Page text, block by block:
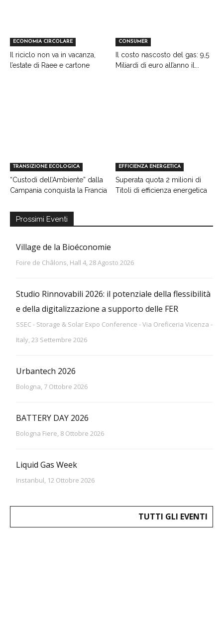
ECONOMIA CIRCOLARE
Il riciclo non va in vacanza,
l’estate di Raee e cartone
CONSUMER
Il costo nascosto del gas: 9,5
Miliardi di euro all’anno il...
TRANSIZIONE ECOLOGICA
“Custodi dell’Ambiente” dalla
Campania conquista la Francia
EFFICIENZA ENERGETICA
Superata quota 2 milioni di
Titoli di efficienza energetica
Prossimi Eventi
Village de la Bioéconomie
Foire de Châlons, Hall 4, 28 Agosto 2026
Studio Rinnovabili 2026: il potenziale della flessibilità
e della digitalizzazione a supporto delle FER
SSEC - Storage & Solar Expo Conference - Via Oreficeria Vicenza -
Italy, 23 Settembre 2026
Urbantech 2026
Bologna, 7 Ottobre 2026
BATTERY DAY 2026
Bologna Fiere, 8 Ottobre 2026
Liquid Gas Week
Instanbul, 12 Ottobre 2026
TUTTI GLI EVENTI